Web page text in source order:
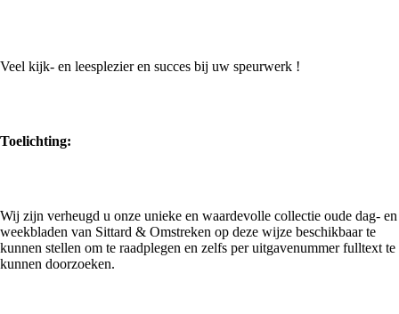
Veel kijk- en leesplezier en succes bij uw speurwerk !
Toelichting:
Wij zijn verheugd u onze unieke en waardevolle collectie oude dag- en
weekbladen van Sittard & Omstreken op deze wijze beschikbaar te
kunnen stellen om te raadplegen en zelfs per uitgavenummer fulltext te
kunnen doorzoeken.